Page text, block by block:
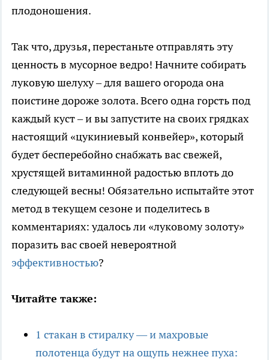
плодоношения.
Так что, друзья, перестаньте отправлять эту
ценность в мусорное ведро! Начните собирать
луковую шелуху – для вашего огорода она
поистине дороже золота. Всего одна горсть под
каждый куст – и вы запустите на своих грядках
настоящий «цукиниевый конвейер», который
будет бесперебойно снабжать вас свежей,
хрустящей витаминной радостью вплоть до
следующей весны! Обязательно испытайте этот
метод в текущем сезоне и поделитесь в
комментариях: удалось ли «луковому золоту»
поразить вас своей невероятной
эффективностью?
Читайте также:
1 стакан в стиралку — и махровые
полотенца будут на ощупь нежнее пуха: